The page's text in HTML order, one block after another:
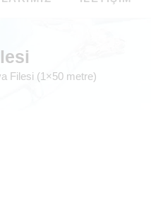
Filesi (1×50 metre)